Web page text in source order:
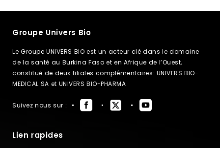
Groupe Univers Bio
Le Groupe UNIVERS BIO est un acteur clé dans le domaine
de la santé au Burkina Faso et en Afrique de l’Ouest,
constitué de deux filiales complémentaires: UNIVERS BIO-
MEDICAL SA et UNIVERS BIO-PHARMA
Suivez nous sur :
Lien rapides